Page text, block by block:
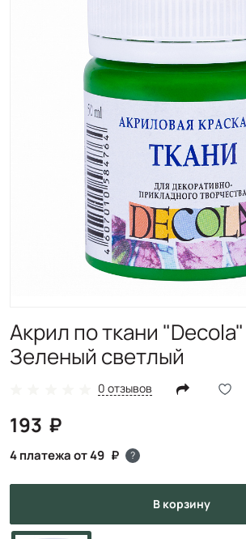
Акрил по ткани
Зеленый светлый
0 отзывов
193
4 платежа от 49 ?
в корзину